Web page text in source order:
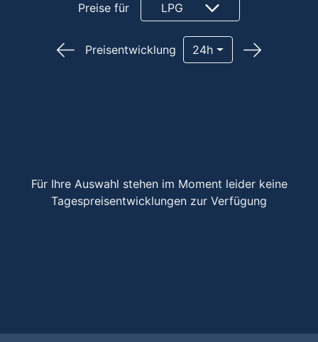
Preise für LPG
Preisentwicklung 24h
Für Ihre Auswahl stehen im Moment leider keine
Tagespreisentwicklungen zur Verfügung